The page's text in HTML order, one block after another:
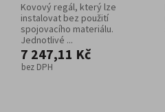
Kovový regál, který lze
instalovat bez použití
spojovacího materiálu.
Jednotlivé ...
7 247,11 Kč
bez DPH